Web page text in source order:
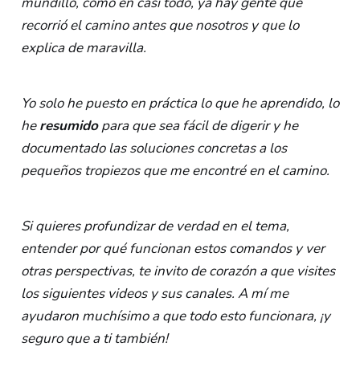
recorrió el camino antes que nosotros y que lo
explica de maravilla.
Yo solo he puesto en práctica lo que he aprendido, lo
heresumidopara que sea fácil de digerir y he
documentado las soluciones concretas a los
pequeños tropiezos que me encontré en el camino.
Si quieres profundizar de verdad en el tema,
entender por qué funcionan estos comandos y ver
otras perspectivas, te invito de corazón a que visites
los siguientes videos y sus canales. A mí me
ayudaron muchísimo a que todo esto funcionara, ¡y
seguro que a ti también!